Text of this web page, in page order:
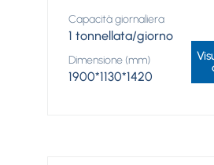
Capacità giornaliera
1 tonnellata/giorno
Dimensione (mm)
1900*1130*1420